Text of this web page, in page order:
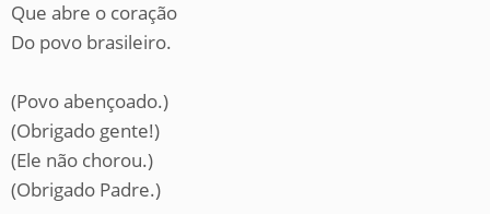
Que abre o coração
Do povo brasileiro.
(Povo abençoado.)
(Obrigado gente!)
(Ele não chorou.)
(Obrigado Padre.)